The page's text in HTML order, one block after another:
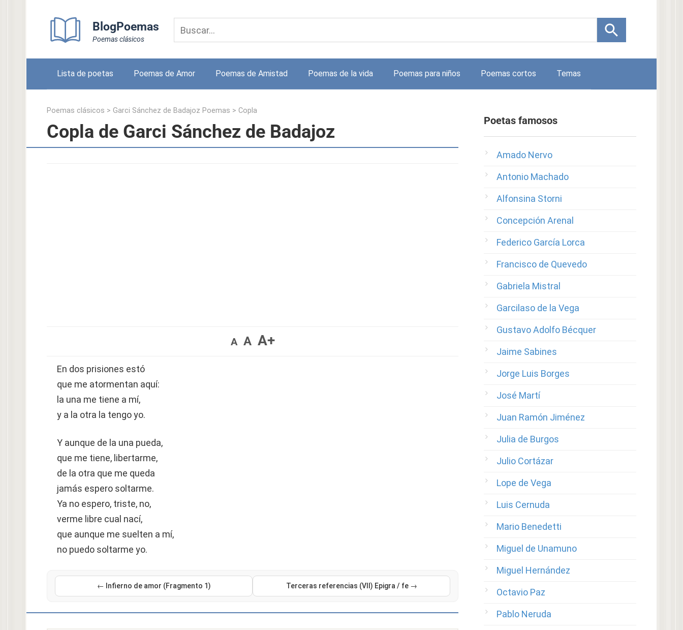
BlogPoemas
Poemas clásicos
Lista de poetas Poemas de Amor Poemas de Amistad Poemas de la vida Poemas para niños Poemas cortos Temas
Poemas clásicos > Garci Sánchez de Badajoz Poemas > Copla
Copla de Garci Sánchez de Badajoz
A A A+
En dos prisiones estó
que me atormentan aquí:
la una me tiene a mí,
y a la otra la tengo yo.
Y aunque de la una pueda,
que me tiene, libertarme,
de la otra que me queda
jamás espero soltarme.
Ya no espero, triste, no,
verme libre cual nací,
que aunque me suelten a mí,
no puedo soltarme yo.
← Infierno de amor (Fragmento 1) Terceras referencias (VII) Epigra / fe →
Poetas famosos
Amado Nervo
Antonio Machado
Alfonsina Storni
Concepción Arenal
Federico García Lorca
Francisco de Quevedo
Gabriela Mistral
Garcilaso de la Vega
Gustavo Adolfo Bécquer
Jaime Sabines
Jorge Luis Borges
José Martí
Juan Ramón Jiménez
Julia de Burgos
Julio Cortázar
Lope de Vega
Luis Cernuda
Mario Benedetti
Miguel de Unamuno
Miguel Hernández
Octavio Paz
Pablo Neruda